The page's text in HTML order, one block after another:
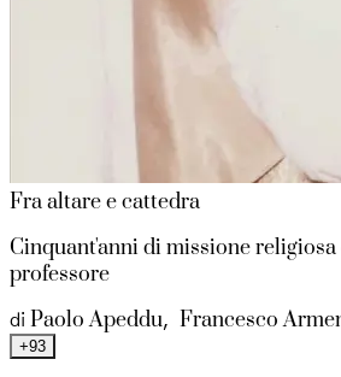
Fra altare e cattedra
Cinquant'anni di missione
professore
di Paolo Apeddu, Francesco
+93